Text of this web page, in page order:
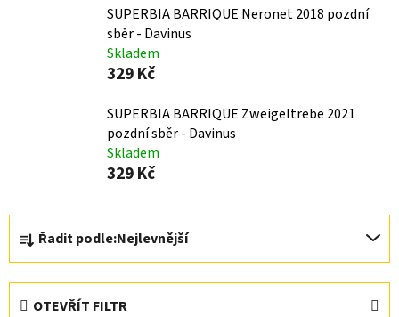
SUPERBIA BARRIQUE Neronet 2018 pozdní
sběr - Davinus
Skladem
329 Kč
SUPERBIA BARRIQUE Zweigeltrebe 2021
pozdní sběr - Davinus
Skladem
329 Kč
Ř
a
z
Řadit podle:Nejlevnější
OTEVŘÍT FILTR